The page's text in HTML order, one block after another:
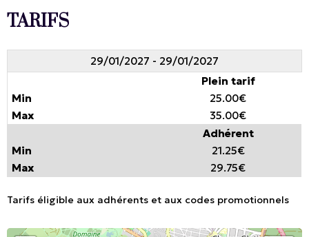
TARIFS
29/01/2027 - 29/01/2027
Plein tarif
25.00€
35.00€
Adhérent
21.25€
29.75€
Tarifs éligible aux adhérents et aux codes promotionnels